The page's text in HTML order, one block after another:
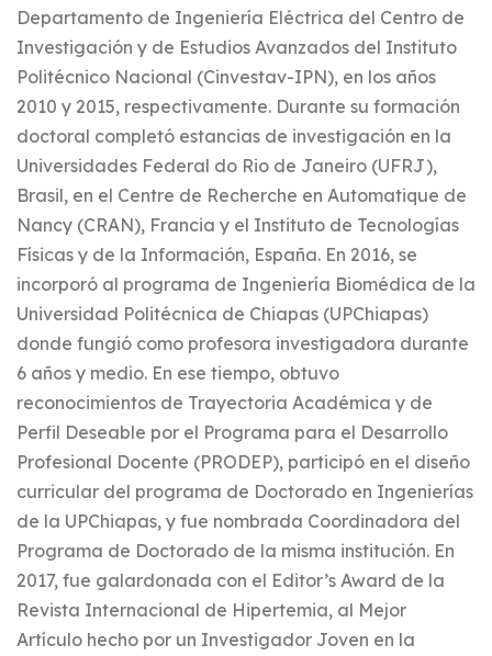
Departamento de Ingeniería Eléctrica del Centro de
Investigación y de Estudios Avanzados del Instituto
Politécnico Nacional (Cinvestav-IPN), en los años
2010 y 2015, respectivamente. Durante su formación
doctoral completó estancias de investigación en la
Universidades Federal do Rio de Janeiro (UFRJ),
Brasil, en el Centre de Recherche en Automatique de
Nancy (CRAN), Francia y el Instituto de Tecnologías
Físicas y de la Información, España. En 2016, se
incorporó al programa de Ingeniería Biomédica de la
Universidad Politécnica de Chiapas (UPChiapas)
donde fungió como profesora investigadora durante
6 años y medio. En ese tiempo, obtuvo
reconocimientos de Trayectoria Académica y de
Perfil Deseable por el Programa para el Desarrollo
Profesional Docente (PRODEP), participó en el diseño
curricular del programa de Doctorado en Ingenierías
de la UPChiapas, y fue nombrada Coordinadora del
Programa de Doctorado de la misma institución. En
2017, fue galardonada con el Editor’s Award de la
Revista Internacional de Hipertemia, al Mejor
Artículo hecho por un Investigador Joven en la